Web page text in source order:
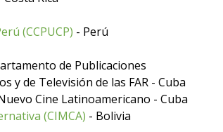
(CCPUCP) - Perú
de Publicaciones
y de Televisión de las FAR - Cuba
Cine Latinoamericano - Cuba
(CIMCA) - Bolivia